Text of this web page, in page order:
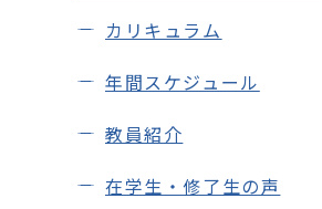
カリキュラム
年間スケジュール
教員紹介
在学生・修了生の声